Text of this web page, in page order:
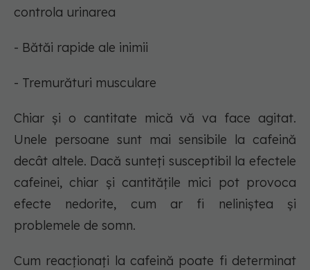
controla urinarea
- Bătăi rapide ale inimii
- Tremurături musculare
Chiar și o cantitate mică vă va face agitat.
Unele persoane sunt mai sensibile la cafeină
decât altele. Dacă sunteți susceptibil la efectele
cafeinei, chiar și cantitățile mici pot provoca
efecte nedorite, cum ar fi neliniștea și
problemele de somn.
Cum reacționați la cafeină poate fi determinat